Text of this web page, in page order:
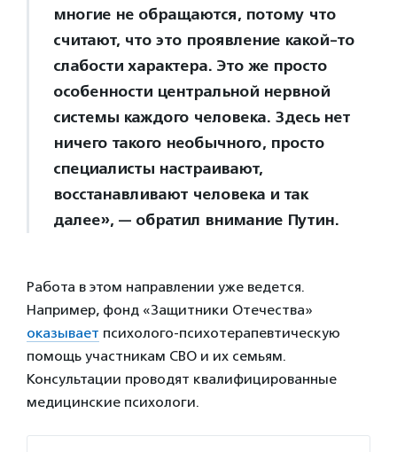
многие не обращаются, потому что
считают, что это проявление какой-то
слабости характера. Это же просто
особенности центральной нервной
системы каждого человека. Здесь нет
ничего такого необычного, просто
специалисты настраивают,
восстанавливают человека и так
далее», — обратил внимание Путин.
Работа в этом направлении уже ведется.
Например, фонд «Защитники Отечества»
оказывает психолого-психотерапевтическую
помощь участникам СВО и их семьям.
Консультации проводят квалифицированные
медицинские психологи.